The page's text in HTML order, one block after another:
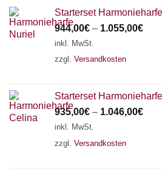
Starterset
944,00€ – 1.055,00€
inkl. MwSt.
zzgl. Versandkosten
Starterset
935,00€ – 1.046,00€
inkl. MwSt.
zzgl. Versandkosten